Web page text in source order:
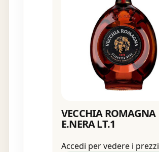
VECCHIA ROMAGNA
E.NERA LT.1
Accedi per vedere i prezzi